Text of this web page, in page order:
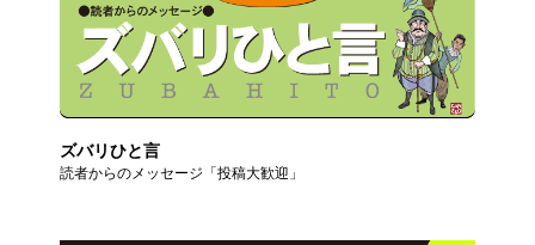
ズバリひと言
読者からのメッセージ「投稿大歓迎」